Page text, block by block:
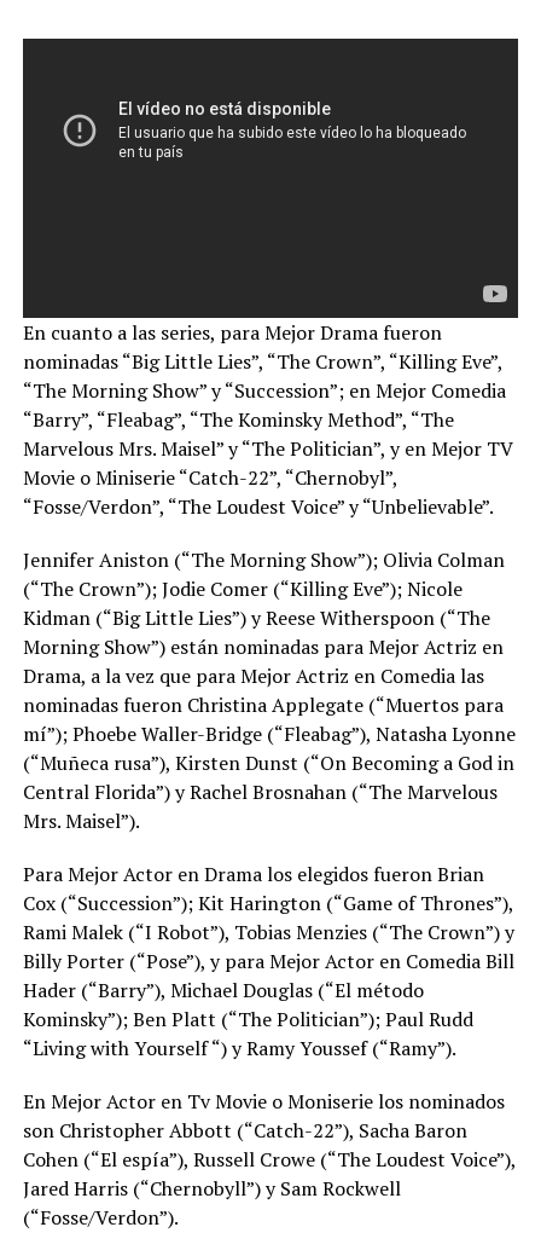
En cuanto a las series, para Mejor Drama fueron
nominadas “Big Little Lies”, “The Crown”, “Killing Eve”,
“The Morning Show” y “Succession”; en Mejor Comedia
“Barry”, “Fleabag”, “The Kominsky Method”, “The
Marvelous Mrs. Maisel” y “The Politician”, y en Mejor TV
Movie o Miniserie “Catch-22”, “Chernobyl”,
“Fosse/Verdon”, “The Loudest Voice” y “Unbelievable”.
Jennifer Aniston (“The Morning Show”); Olivia Colman
(“The Crown”); Jodie Comer (“Killing Eve”); Nicole
Kidman (“Big Little Lies”) y Reese Witherspoon (“The
Morning Show”) están nominadas para Mejor Actriz en
Drama, a la vez que para Mejor Actriz en Comedia las
nominadas fueron Christina Applegate (“Muertos para
mí”); Phoebe Waller-Bridge (“Fleabag”), Natasha Lyonne
(“Muñeca rusa”), Kirsten Dunst (“On Becoming a God in
Central Florida”) y Rachel Brosnahan (“The Marvelous
Mrs. Maisel”).
Para Mejor Actor en Drama los elegidos fueron Brian
Cox (“Succession”); Kit Harington (“Game of Thrones”),
Rami Malek (“I Robot”), Tobias Menzies (“The Crown”) y
Billy Porter (“Pose”), y para Mejor Actor en Comedia Bill
Hader (“Barry”), Michael Douglas (“El método
Kominsky”); Ben Platt (“The Politician”); Paul Rudd
“Living with Yourself “) y Ramy Youssef (“Ramy”).
En Mejor Actor en Tv Movie o Moniserie los nominados
son Christopher Abbott (“Catch-22”), Sacha Baron
Cohen (“El espía”), Russell Crowe (“The Loudest Voice”),
Jared Harris (“Chernobyll”) y Sam Rockwell
(“Fosse/Verdon”).